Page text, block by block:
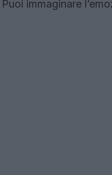
immaginare